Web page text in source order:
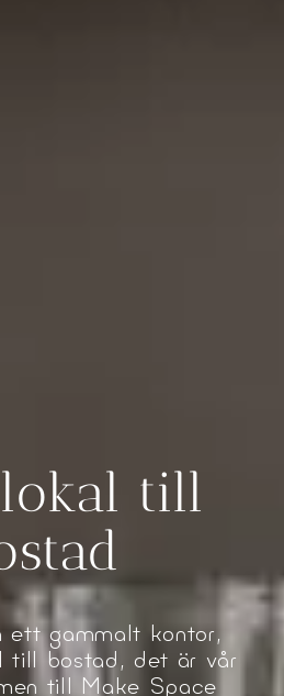
till
ett gammalt kontor,
till bostad, det är vår
till Make Space